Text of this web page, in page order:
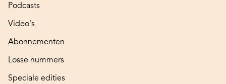
Podcasts
Video's
Abonnementen
Losse nummers
Speciale edities